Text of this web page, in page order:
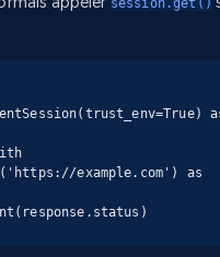
example.com') as
print(response.status)